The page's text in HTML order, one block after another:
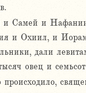
Самей и
и Охиил, и
дали
овец и
происходило,